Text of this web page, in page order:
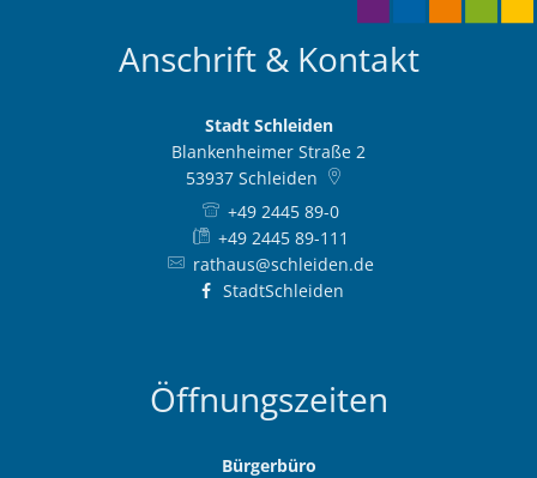
Anschrift & Kontakt
Stadt Schleiden
Blankenheimer Straße 2
53937 Schleiden
+49 2445 89-0
+49 2445 89-111
rathaus@schleiden.de
StadtSchleiden
Öffnungszeiten
Bürgerbüro